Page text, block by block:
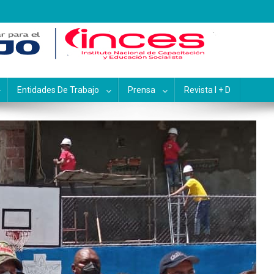
y Educación
Entidades De Trabajo Prensa Revista I + D